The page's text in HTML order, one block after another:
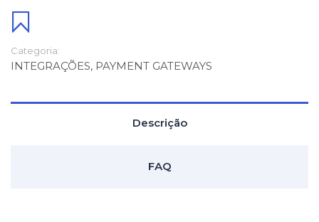
Categoria:
INTEGRAÇÕES, PAYMENT GATEWAYS
Descrição
FAQ